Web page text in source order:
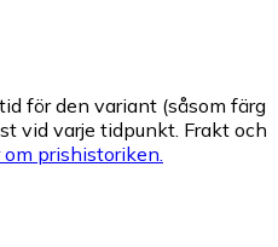
för den variant (såsom färg
vid varje tidpunkt. Frakt och
om prishistoriken.